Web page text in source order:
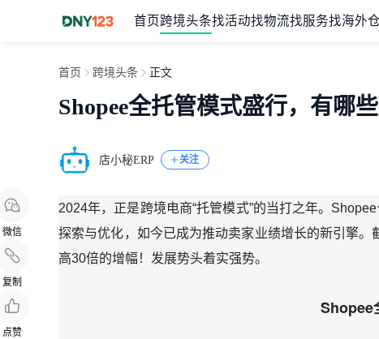
首页 跨境头条找活动找物流找服务找海外
微信
复制
点赞
首页 跨境头条 正文
Shopee全托管模式盛行，有哪
店小秘ERP 关注
2024年，正是跨境电商“托管模式”的当打之年。
探索与优化，如今已成为推动卖家业绩增长的新引擎
高30倍的增幅！发展势头着实强势。
Shopee